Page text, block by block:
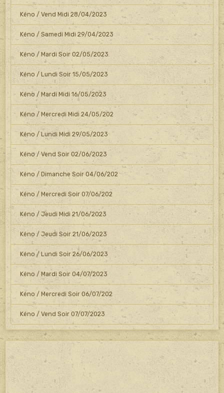
Kéno / Vend Midi 28/04/2023
Kéno / Samedi Midi 29/04/2023
Kéno / Mardi Soir 02/05/2023
Kéno / Lundi Soir 15/05/2023
Kéno / Mardi Midi 16/05/2023
Kéno / Mercredi Midi 24/05/202
Kéno / Lundi Midi 29/05/2023
Kéno / Vend Soir 02/06/2023
Kéno / Dimanche Soir 04/06/202
Kéno / Mercredi Soir 07/06/202
Kéno / Jeudi Midi 21/06/2023
Kéno / Jeudi Soir 21/06/2023
Kéno / Lundi Soir 26/06/2023
Kéno / Mardi Soir 04/07/2023
Kéno / Mercredi Soir 06/07/202
Kéno / Vend Soir 07/07/2023